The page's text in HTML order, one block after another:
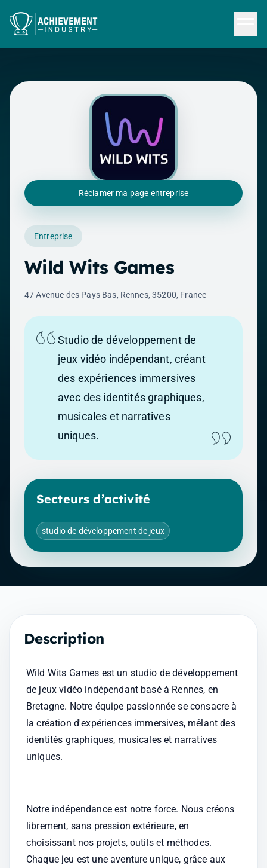
Réclamer ma page entreprise
Entreprise
Wild Wits Games
47 Avenue des Pays Bas, Rennes, 35200, France
Studio de développement de
jeux vidéo indépendant, créant
des expériences immersives
avec des identités graphiques,
musicales et narratives
uniques.
Secteurs d’activité
studio de développement de jeux
Description
Wild Wits Games est un studio de développement
de jeux vidéo indépendant basé à Rennes, en
Bretagne. Notre équipe passionnée se consacre à
la création d'expériences immersives, mêlant des
identités graphiques, musicales et narratives
uniques.
Notre indépendance est notre force. Nous créons
librement, sans pression extérieure, en
choisissant nos projets, outils et méthodes.
Chaque jeu est une aventure unique, grâce aux